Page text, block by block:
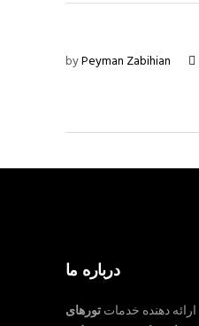
byPeyman Zabihian
درباره ما
ارائه دهنده خدماتتورهای